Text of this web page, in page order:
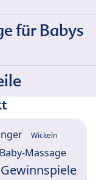
für Babys
Wickeln
Baby-Massage
Gewinnspiele